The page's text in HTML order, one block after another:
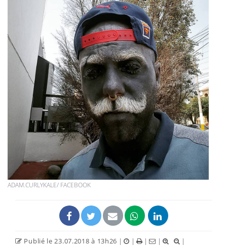
ADAM.CURLYKALE/ FACEBOOK
Publié le 23.07.2018 à 13h26 | | | |
|